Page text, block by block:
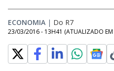
ECONOMIA | Do R7
23/03/2016 - 13H41 (ATUALIZADO EM